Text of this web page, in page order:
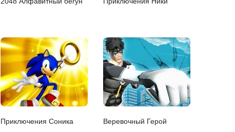
Приключения Соника Веревочный Герой